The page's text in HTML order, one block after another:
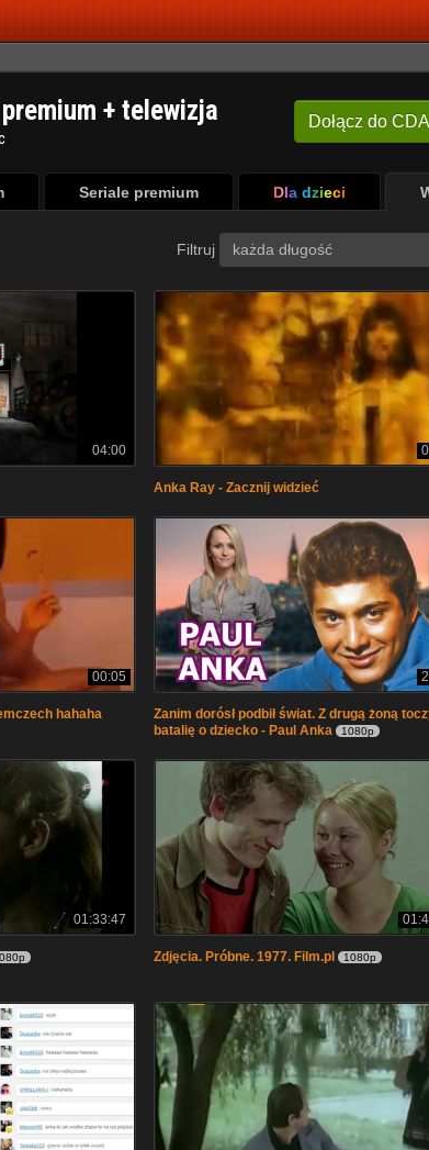
Dołącz do
+ telewizja
Seriale premium Dla dzieci
Filtruj każda długość
04:00
Anka Ray - Zacznij widzieć
00:05
hahaha
Zanim dorósł podbił świat. Z drugą żoną
batalię o dziecko - Paul Anka
1080p
01:33:47
Zdjęcia. Próbne. 1977. Film.pl 1080p